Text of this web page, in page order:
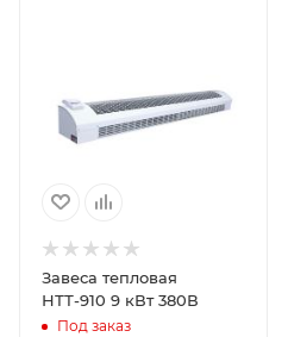
Завеса тепловая
НТТ-910 9 кВт 380В
Под заказ